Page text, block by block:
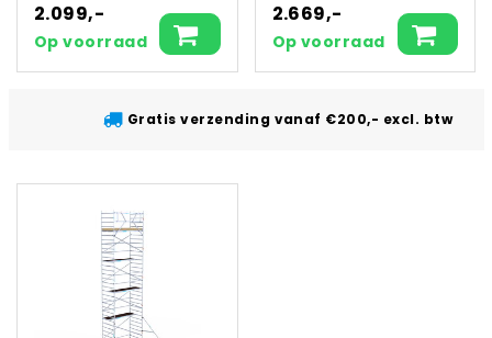
2.099,-
Op voorraad
2.669,-
Op voorraad
Gratis verzending vanaf €200,- excl. btw